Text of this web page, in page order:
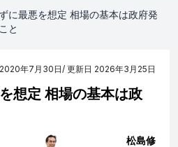
に最悪を想定 相場の基本は政府発
と
2020年7月30日/ 更新日 2026年3月25日
想定 相場の基本は政
松島修